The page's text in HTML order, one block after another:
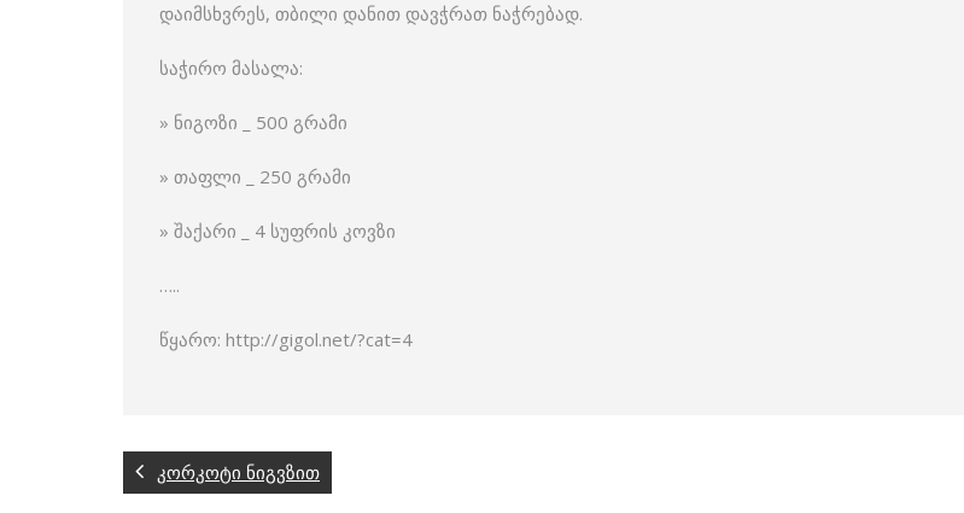
დაიმსხვრეს, თბილი დანით დავჭრათ ნაჭრებად.
საჭირო მასალა:
» ნიგოზი _ 500 გრამი
» თაფლი _ 250 გრამი
» შაქარი _ 4 სუფრის კოვზი
…..
წყარო: http://gigol.net/?cat=4
კორკოტი ნიგვზით